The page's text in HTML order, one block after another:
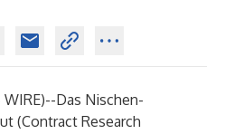
WIRE)--Das Nischen-
(Contract Research